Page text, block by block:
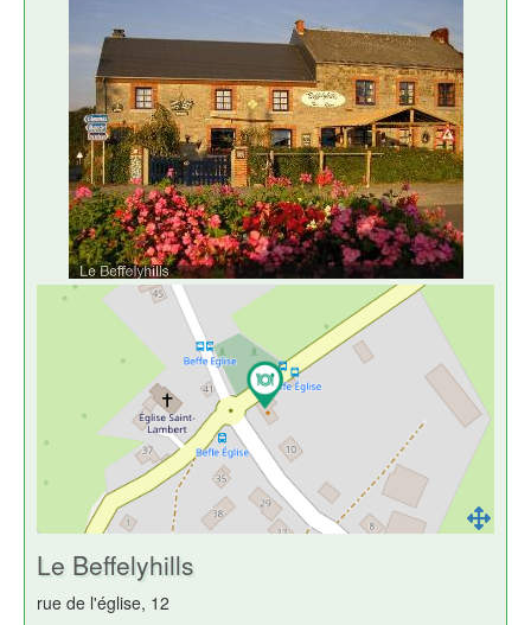
Le Beffelyhills
rue de l'église, 12